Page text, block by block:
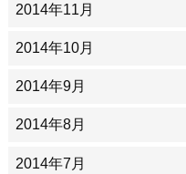
2014年11月
2014年10月
2014年9月
2014年8月
2014年7月